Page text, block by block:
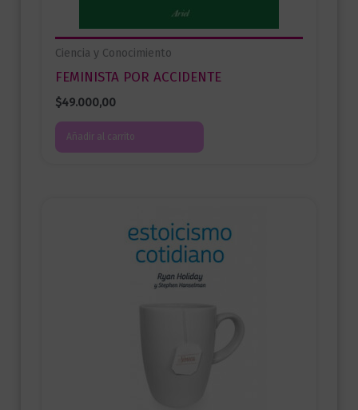
Ciencia y Conocimiento
FEMINISTA POR ACCIDENTE
$49.000,00
Añadir al carrito